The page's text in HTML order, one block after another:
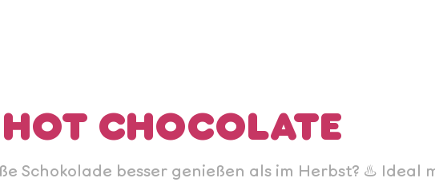
HOT CHOCOLATE
Schokolade besser genießen als im Herbst? ♨️ Ideal